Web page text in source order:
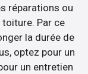
réparations ou
Par ce
la durée de
optez pour un
un entretien